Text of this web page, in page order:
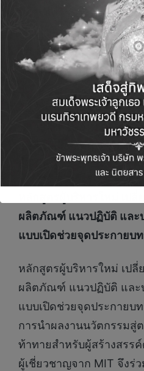
พยาบาลศิริราช กล่าวว่า
Medicine ไม่ใช่แค่เวทีแ
จุดเริ่มต้นของยุคใหม่ด้าน
สร้างเวทีระยะยาว ที่จะผ
ยั่งยืนในระดับภูมิภาค ทีม
รับคำปรึกษา ทุนการศึกษา
HEALTHI Lab โอกาสใน
เอกชน นักลงทุน และแหล่
ตลาดจริง”
ผลิตภัณฑ์ แนวปฏิบัติ และ
แบบเปิดช่วยจุดประกายบ
หลักสูตรผู้บริหารใหม่ เปลี่
ผลิตภัณฑ์ แนวปฏิบัติ และ
แบบเปิดช่วยจุดประกายบ
การนำผลงานนวัตกรรมสู่
ท้าทายสำหรับผู้สร้างสรร
ผู้เชี่ยวชาญจาก MIT จึงร่